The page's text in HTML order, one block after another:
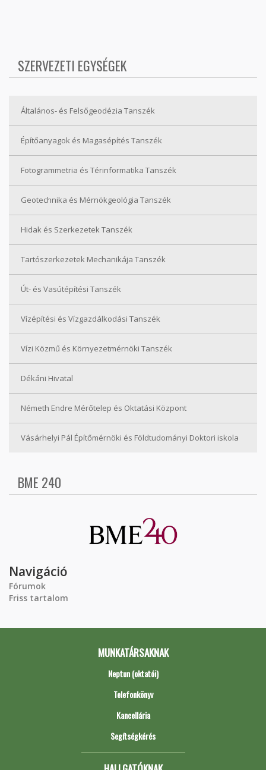
SZERVEZETI EGYSÉGEK
Általános- és Felsőgeodézia Tanszék
Építőanyagok és Magasépítés Tanszék
Fotogrammetria és Térinformatika Tanszék
Geotechnika és Mérnökgeológia Tanszék
Hidak és Szerkezetek Tanszék
Tartószerkezetek Mechanikája Tanszék
Út- és Vasútépítési Tanszék
Vízépítési és Vízgazdálkodási Tanszék
Vízi Közmű és Környezetmérnöki Tanszék
Dékáni Hivatal
Németh Endre Mérőtelep és Oktatási Központ
Vásárhelyi Pál Építőmérnöki és Földtudományi Doktori iskola
BME 240
Navigáció
Fórumok
Friss tartalom
MUNKATÁRSAKNAK
Neptun (oktatói)
Telefonkönyv
Kancellária
Segítségkérés